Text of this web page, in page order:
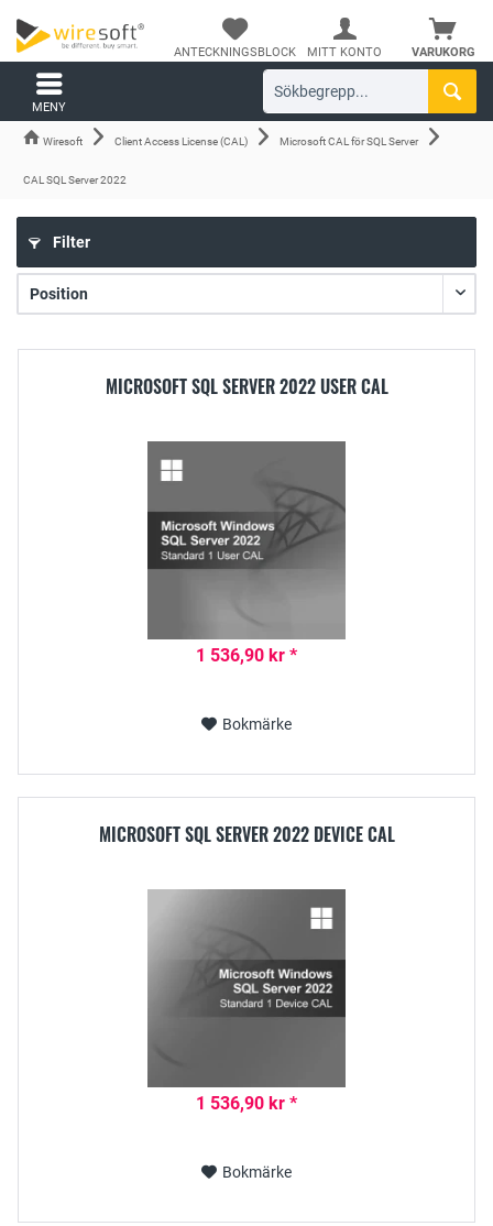
VARUKORG
ANTECKNINGSBLOCK MITT KONTO
MENY
Wiresoft Client Access License (CAL) Microsoft CAL för SQL Server
CAL SQL Server 2022
Filter
MICROSOFT SQL SERVER 2022 USER CAL
1 536,90 kr *
Bokmärke
MICROSOFT SQL SERVER 2022 DEVICE CAL
1 536,90 kr *
Bokmärke